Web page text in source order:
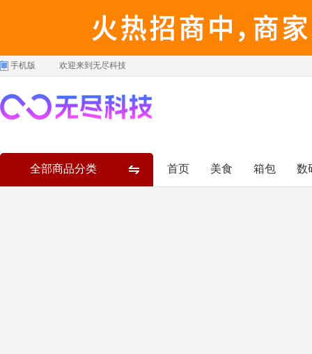
手机版 欢迎来到无尽科技
全部商品分类 首页 美食 箱包 数